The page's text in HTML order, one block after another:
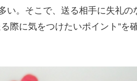
い。そこで、送る相手に失礼の
際に気をつけたいポイント”を